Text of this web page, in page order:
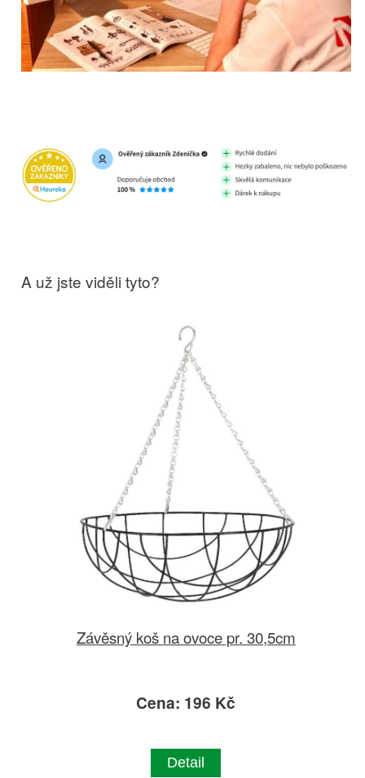
A už jste viděli tyto?
Závěsný koš na ovoce pr. 30,5cm
Cena: 196 Kč
Detail